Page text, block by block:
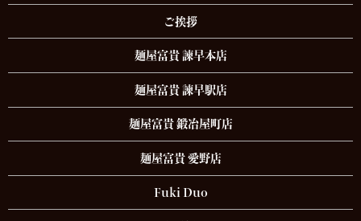
ご挨拶
麺屋富貴 諫早本店
麺屋富貴 諫早駅店
麺屋富貴 鍛冶屋町店
麺屋富貴 愛野店
Fuki Duo